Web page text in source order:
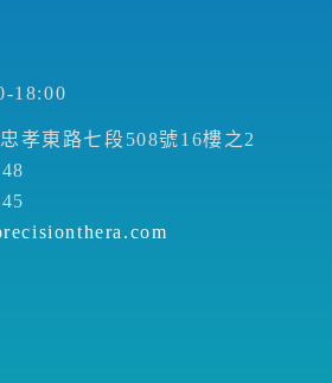
18:00
孝東路七段508號16樓之2